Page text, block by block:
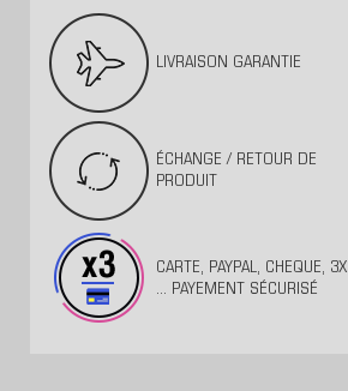
LIVRAISON GARANTIE
ÉCHANGE / RETOUR DE
PRODUIT
CARTE, PAYPAL, CHEQUE, 3X
... PAYEMENT SÉCURISÉ